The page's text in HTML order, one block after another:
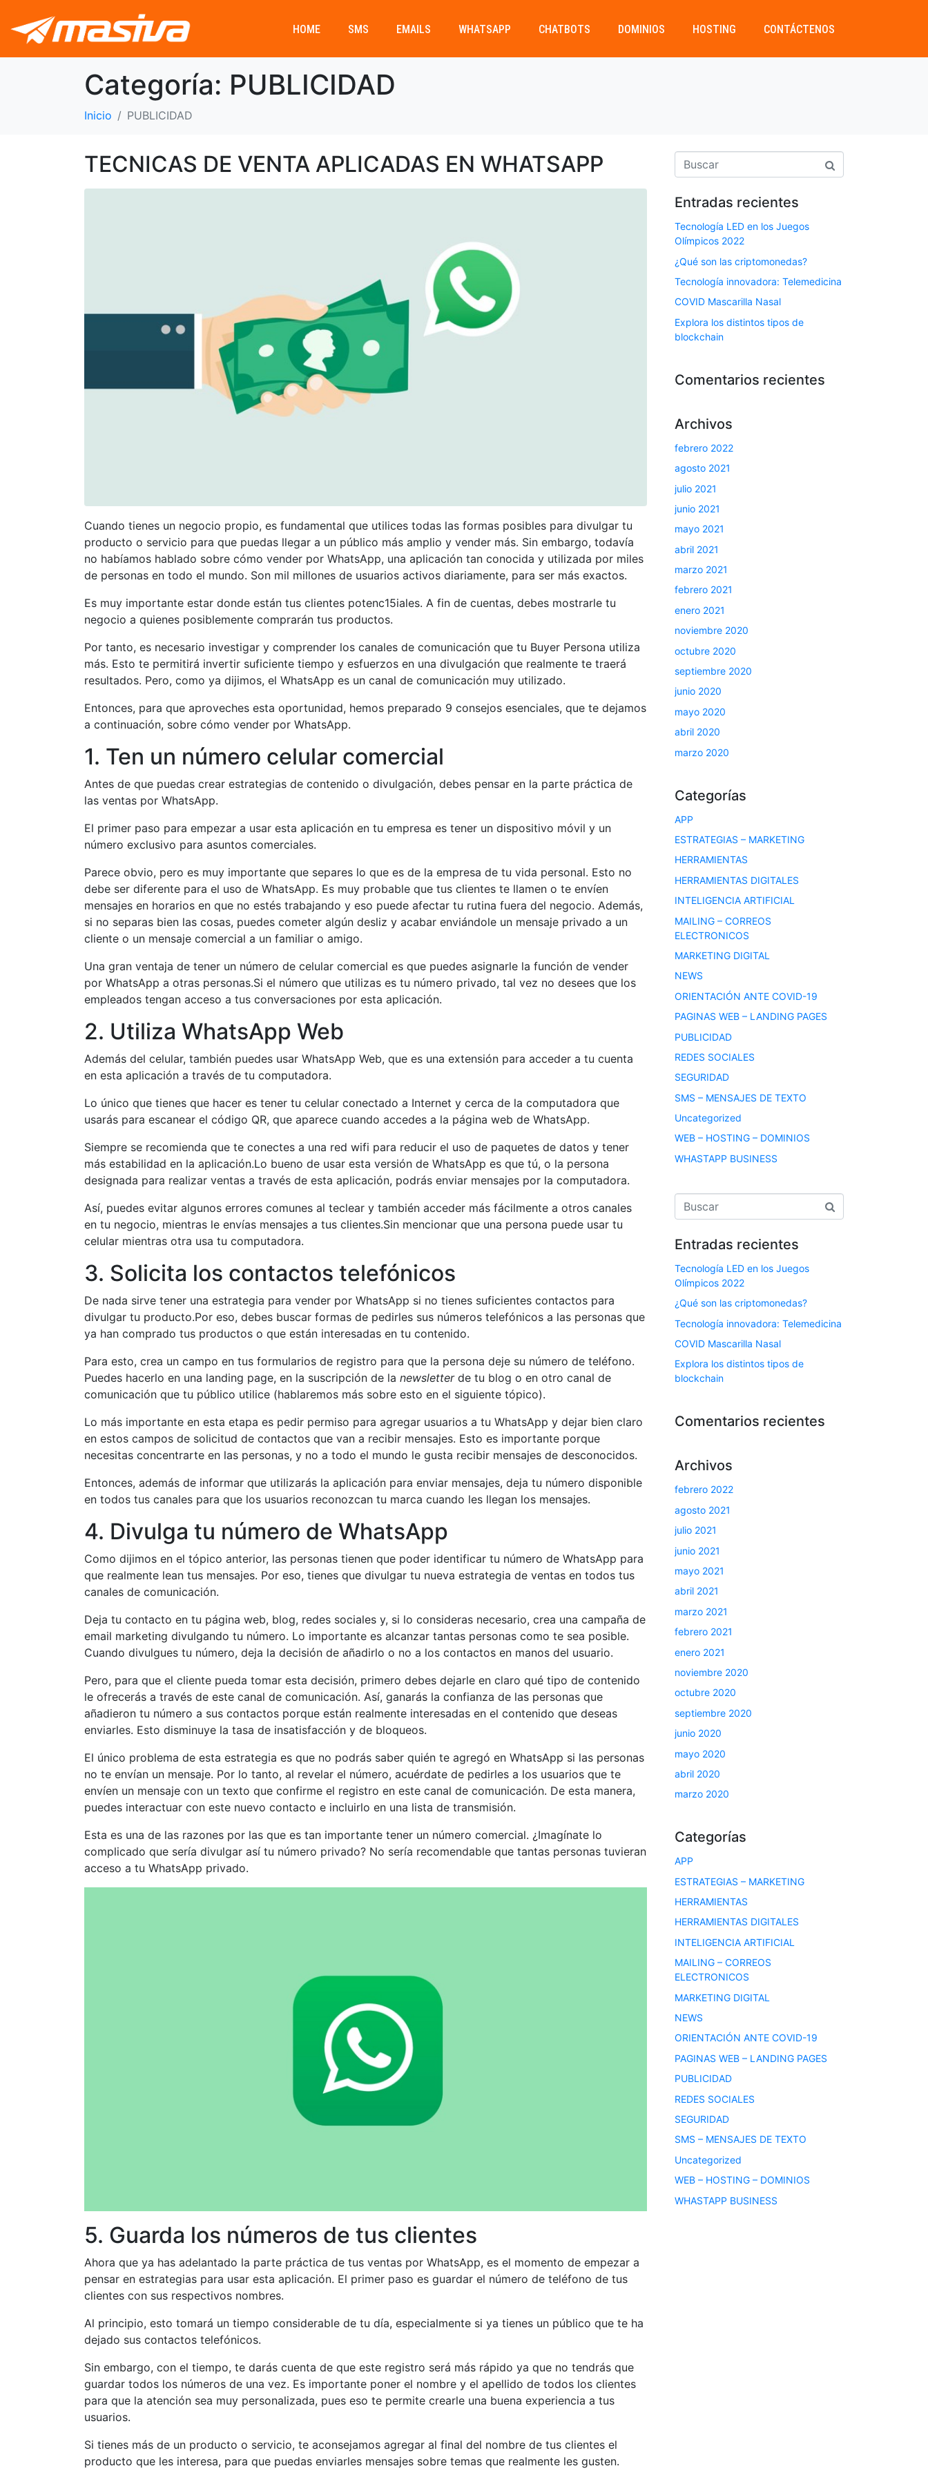
HOME SMS EMAILS WHATSAPP CHATBOTS DOMINIOS HOSTING CONTÁCTENOS
Categoría: PUBLICIDAD
Inicio PUBLICIDAD
TECNICAS DE VENTA APLICADAS EN WHATSAPP
Cuando tienes un negocio propio, es fundamental que utilices todas las formas posibles para divulgar tu
producto o servicio para que puedas llegar a un público más amplio y vender más. Sin embargo, todavía
no habíamos hablado sobre cómo vender por WhatsApp, una aplicación tan conocida y utilizada por miles
de personas en todo el mundo. Son mil millones de usuarios activos diariamente, para ser más exactos.
Es muy importante estar donde están tus clientes potenc15iales. A fin de cuentas, debes mostrarle tu
negocio a quienes posiblemente comprarán tus productos.
Por tanto, es necesario investigar y comprender los canales de comunicación que tu Buyer Persona utiliza
más. Esto te permitirá invertir suficiente tiempo y esfuerzos en una divulgación que realmente te traerá
resultados. Pero, como ya dijimos, el WhatsApp es un canal de comunicación muy utilizado.
Entonces, para que aproveches esta oportunidad, hemos preparado 9 consejos esenciales, que te dejamos
a continuación, sobre cómo vender por WhatsApp.
1. Ten un número celular comercial
Antes de que puedas crear estrategias de contenido o divulgación, debes pensar en la parte práctica de
las ventas por WhatsApp.
El primer paso para empezar a usar esta aplicación en tu empresa es tener un dispositivo móvil y un
número exclusivo para asuntos comerciales.
Parece obvio, pero es muy importante que separes lo que es de la empresa de tu vida personal. Esto no
debe ser diferente para el uso de WhatsApp. Es muy probable que tus clientes te llamen o te envíen
mensajes en horarios en que no estés trabajando y eso puede afectar tu rutina fuera del negocio. Además,
si no separas bien las cosas, puedes cometer algún desliz y acabar enviándole un mensaje privado a un
cliente o un mensaje comercial a un familiar o amigo.
Una gran ventaja de tener un número de celular comercial es que puedes asignarle la función de vender
por WhatsApp a otras personas.Si el número que utilizas es tu número privado, tal vez no desees que los
empleados tengan acceso a tus conversaciones por esta aplicación.
2. Utiliza WhatsApp Web
Además del celular, también puedes usar WhatsApp Web, que es una extensión para acceder a tu cuenta
en esta aplicación a través de tu computadora.
Lo único que tienes que hacer es tener tu celular conectado a Internet y cerca de la computadora que
usarás para escanear el código QR, que aparece cuando accedes a la página web de WhatsApp.
Siempre se recomienda que te conectes a una red wifi para reducir el uso de paquetes de datos y tener
más estabilidad en la aplicación.Lo bueno de usar esta versión de WhatsApp es que tú, o la persona
designada para realizar ventas a través de esta aplicación, podrás enviar mensajes por la computadora.
Así, puedes evitar algunos errores comunes al teclear y también acceder más fácilmente a otros canales
en tu negocio, mientras le envías mensajes a tus clientes.Sin mencionar que una persona puede usar tu
celular mientras otra usa tu computadora.
3. Solicita los contactos telefónicos
De nada sirve tener una estrategia para vender por WhatsApp si no tienes suficientes contactos para
divulgar tu producto.Por eso, debes buscar formas de pedirles sus números telefónicos a las personas que
ya han comprado tus productos o que están interesadas en tu contenido.
Para esto, crea un campo en tus formularios de registro para que la persona deje su número de teléfono.
Puedes hacerlo en una landing page, en la suscripción de la newsletterde tu blog o en otro canal de
comunicación que tu público utilice (hablaremos más sobre esto en el siguiente tópico).
Lo más importante en esta etapa es pedir permiso para agregar usuarios a tu WhatsApp y dejar bien claro
en estos campos de solicitud de contactos que van a recibir mensajes. Esto es importante porque
necesitas concentrarte en las personas, y no a todo el mundo le gusta recibir mensajes de desconocidos.
Entonces, además de informar que utilizarás la aplicación para enviar mensajes, deja tu número disponible
en todos tus canales para que los usuarios reconozcan tu marca cuando les llegan los mensajes.
4. Divulga tu número de WhatsApp
Como dijimos en el tópico anterior, las personas tienen que poder identificar tu número de WhatsApp para
que realmente lean tus mensajes. Por eso, tienes que divulgar tu nueva estrategia de ventas en todos tus
canales de comunicación.
Deja tu contacto en tu página web, blog, redes sociales y, si lo consideras necesario, crea una campaña de
email marketing divulgando tu número. Lo importante es alcanzar tantas personas como te sea posible.
Cuando divulgues tu número, deja la decisión de añadirlo o no a los contactos en manos del usuario.
Pero, para que el cliente pueda tomar esta decisión, primero debes dejarle en claro qué tipo de contenido
le ofrecerás a través de este canal de comunicación. Así, ganarás la confianza de las personas que
añadieron tu número a sus contactos porque están realmente interesadas ​​en el contenido que deseas
enviarles. Esto disminuye la tasa de insatisfacción y de bloqueos.
El único problema de esta estrategia es que no podrás saber quién te agregó en WhatsApp si las personas
no te envían un mensaje. Por lo tanto, al revelar el número, acuérdate de pedirles a los usuarios que te
envíen un mensaje con un texto que confirme el registro en este canal de comunicación. De esta manera,
puedes interactuar con este nuevo contacto e incluirlo en una lista de transmisión.
Esta es una de las razones por las que es tan importante tener un número comercial. ¿Imagínate lo
complicado que sería divulgar así tu número privado? No sería recomendable que tantas personas tuvieran
acceso a tu WhatsApp privado.
5. Guarda los números de tus clientes
Ahora que ya has adelantado la parte práctica de tus ventas por WhatsApp, es el momento de empezar a
pensar en estrategias para usar esta aplicación. El primer paso es guardar el número de teléfono de tus
clientes con sus respectivos nombres.
Al principio, esto tomará un tiempo considerable de tu día, especialmente si ya tienes un público que te ha
dejado sus contactos telefónicos.
Sin embargo, con el tiempo, te darás cuenta de que este registro será más rápido ya que no tendrás que
guardar todos los números de una vez. Es importante poner el nombre y el apellido de todos los clientes
para que la atención sea muy personalizada, pues eso te permite crearle una buena experiencia a tus
usuarios.
Si tienes más de un producto o servicio, te aconsejamos agregar al final del nombre de tus clientes el
producto que les interesa, para que puedas enviarles mensajes sobre temas que realmente les gusten.
Entradas recientes
Tecnología LED en los Juegos
Olímpicos 2022
¿Qué son las criptomonedas?
Tecnología innovadora: Telemedicina
COVID Mascarilla Nasal
Explora los distintos tipos de
blockchain
Comentarios recientes
Archivos
febrero 2022
agosto 2021
julio 2021
junio 2021
mayo 2021
abril 2021
marzo 2021
febrero 2021
enero 2021
noviembre 2020
octubre 2020
septiembre 2020
junio 2020
mayo 2020
abril 2020
marzo 2020
Categorías
APP
ESTRATEGIAS – MARKETING
HERRAMIENTAS
HERRAMIENTAS DIGITALES
INTELIGENCIA ARTIFICIAL
MAILING – CORREOS
ELECTRONICOS
MARKETING DIGITAL
NEWS
ORIENTACIÓN ANTE COVID-19
PAGINAS WEB – LANDING PAGES
PUBLICIDAD
REDES SOCIALES
SEGURIDAD
SMS – MENSAJES DE TEXTO
Uncategorized
WEB – HOSTING – DOMINIOS
WHASTAPP BUSINESS
Entradas recientes
Tecnología LED en los Juegos
Olímpicos 2022
¿Qué son las criptomonedas?
Tecnología innovadora: Telemedicina
COVID Mascarilla Nasal
Explora los distintos tipos de
blockchain
Comentarios recientes
Archivos
febrero 2022
agosto 2021
julio 2021
junio 2021
mayo 2021
abril 2021
marzo 2021
febrero 2021
enero 2021
noviembre 2020
octubre 2020
septiembre 2020
junio 2020
mayo 2020
abril 2020
marzo 2020
Categorías
APP
ESTRATEGIAS – MARKETING
HERRAMIENTAS
HERRAMIENTAS DIGITALES
INTELIGENCIA ARTIFICIAL
MAILING – CORREOS
ELECTRONICOS
MARKETING DIGITAL
NEWS
ORIENTACIÓN ANTE COVID-19
PAGINAS WEB – LANDING PAGES
PUBLICIDAD
REDES SOCIALES
SEGURIDAD
SMS – MENSAJES DE TEXTO
Uncategorized
WEB – HOSTING – DOMINIOS
WHASTAPP BUSINESS